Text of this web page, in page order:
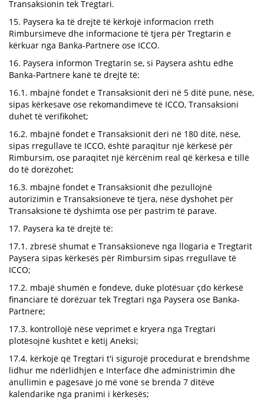
Transaksionin tek Tregtari.
15. Paysera ka të drejtë të kërkojë informacion rreth
Rimbursimeve dhe informacione të tjera për Tregtarin e
kërkuar nga Banka-Partnere ose ICCO.
16. Paysera informon Tregtarin se, si Paysera ashtu edhe
Banka-Partnere kanë të drejtë të:
16.1. mbajnë fondet e Transaksionit deri në 5 ditë pune, nëse,
sipas kërkesave ose rekomandimeve të ICCO, Transaksioni
duhet të verifikohet;
16.2. mbajnë fondet e Transaksionit deri në 180 ditë, nëse,
sipas rregullave të ICCO, është paraqitur një kërkesë për
Rimbursim, ose paraqitet një kërcënim real që kërkesa e tillë
do të dorëzohet;
16.3. mbajnë fondet e Transaksionit dhe pezullojnë
autorizimin e Transaksioneve të tjera, nëse dyshohet për
Transaksione të dyshimta ose për pastrim të parave.
17. Paysera ka të drejtë të:
17.1. zbresë shumat e Transaksioneve nga llogaria e Tregtarit
Paysera sipas kërkesës për Rimbursim sipas rregullave të
ICCO;
17.2. mbajë shumën e fondeve, duke plotësuar çdo kërkesë
financiare të dorëzuar tek Tregtari nga Paysera ose Banka-
Partnere;
17.3. kontrollojë nëse veprimet e kryera nga Tregtari
plotësojnë kushtet e këtij Aneksi;
17.4. kërkojë që Tregtari t'i sigurojë procedurat e brendshme
lidhur me ndërlidhjen e Interface dhe administrimin dhe
anullimin e pagesave jo më vonë se brenda 7 ditëve
kalendarike nga pranimi i kërkesës;